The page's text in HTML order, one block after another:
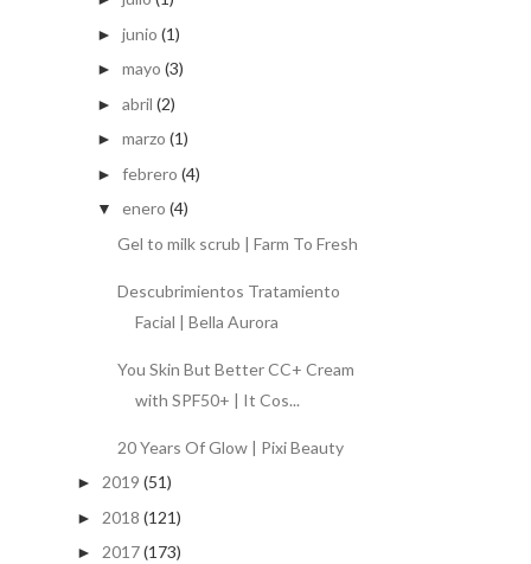
► junio (1)
► mayo (3)
► abril (2)
► marzo (1)
► febrero (4)
▼ enero (4)
Gel to milk scrub | Farm To Fresh
Descubrimientos Tratamiento
Facial | Bella Aurora
You Skin But Better CC+ Cream
with SPF50+ | It Cos...
20 Years Of Glow | Pixi Beauty
► 2019 (51)
► 2018 (121)
► 2017(173)